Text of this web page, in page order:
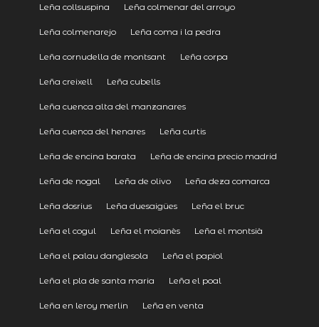
Leña collsuspina Leña colmenar del arroyo
Leña colmenarejo Leña coma i la pedra
Leña cornudella de montsant Leña corpa
Leña creixell Leña cubells
Leña cuenca alta del manzanares
Leña cuenca del henares Leña curtis
Leña de encina barata Leña de encina precio madrid
Leña de nogal Leña de olivo Leña deza comarca
Leña dosrius Leña duesaigües Leña el bruc
Leña el cogul Leña el moianès Leña el montsià
Leña el palau danglesola Leña el papiol
Leña el pla de santa maria Leña el poal
Leña en leroy merlin Leña en venta